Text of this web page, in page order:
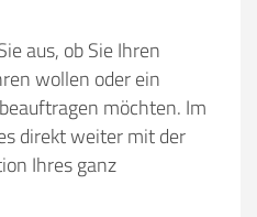
aus, ob Sie Ihren
wollen oder ein
möchten. Im
direkt weiter mit der
Ihres ganz